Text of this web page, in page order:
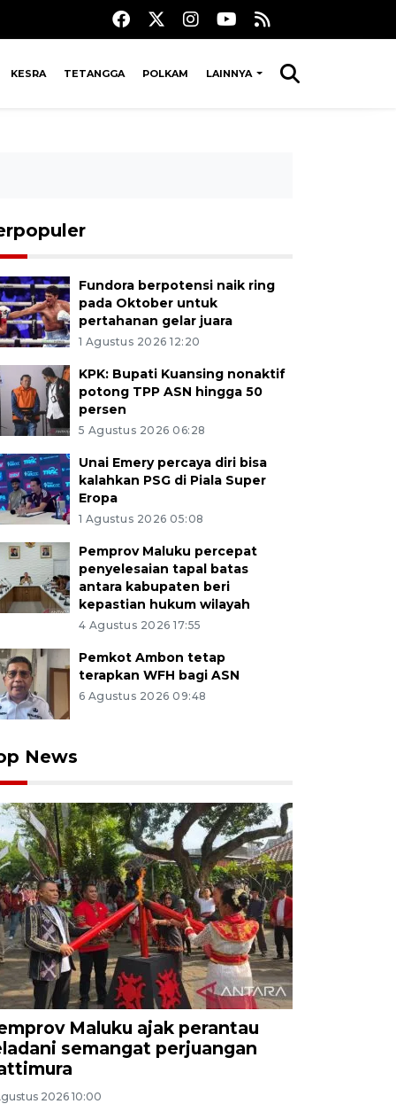
KESRA TETANGGA POLKAM LAINNYA
Fundora berpotensi naik ring
pada Oktober untuk
pertahanan gelar juara
1 Agustus 2026 12:20
KPK: Bupati Kuansing nonaktif
potong TPP ASN hingga 50
persen
5 Agustus 2026 06:28
Unai Emery percaya diri bisa
kalahkan PSG di Piala Super
Eropa
1 Agustus 2026 05:08
Pemprov Maluku percepat
penyelesaian tapal batas
antara kabupaten beri
kepastian hukum wilayah
4 Agustus 2026 17:55
Pemkot Ambon tetap
terapkan WFH bagi ASN
6 Agustus 2026 09:48
News
Maluku ajak perantau
semangat perjuangan
2026 10:00